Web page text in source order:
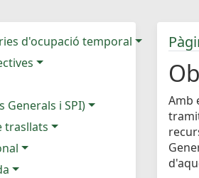
d'ocupació temporal
Generals i SPI)
trasllats
Amb